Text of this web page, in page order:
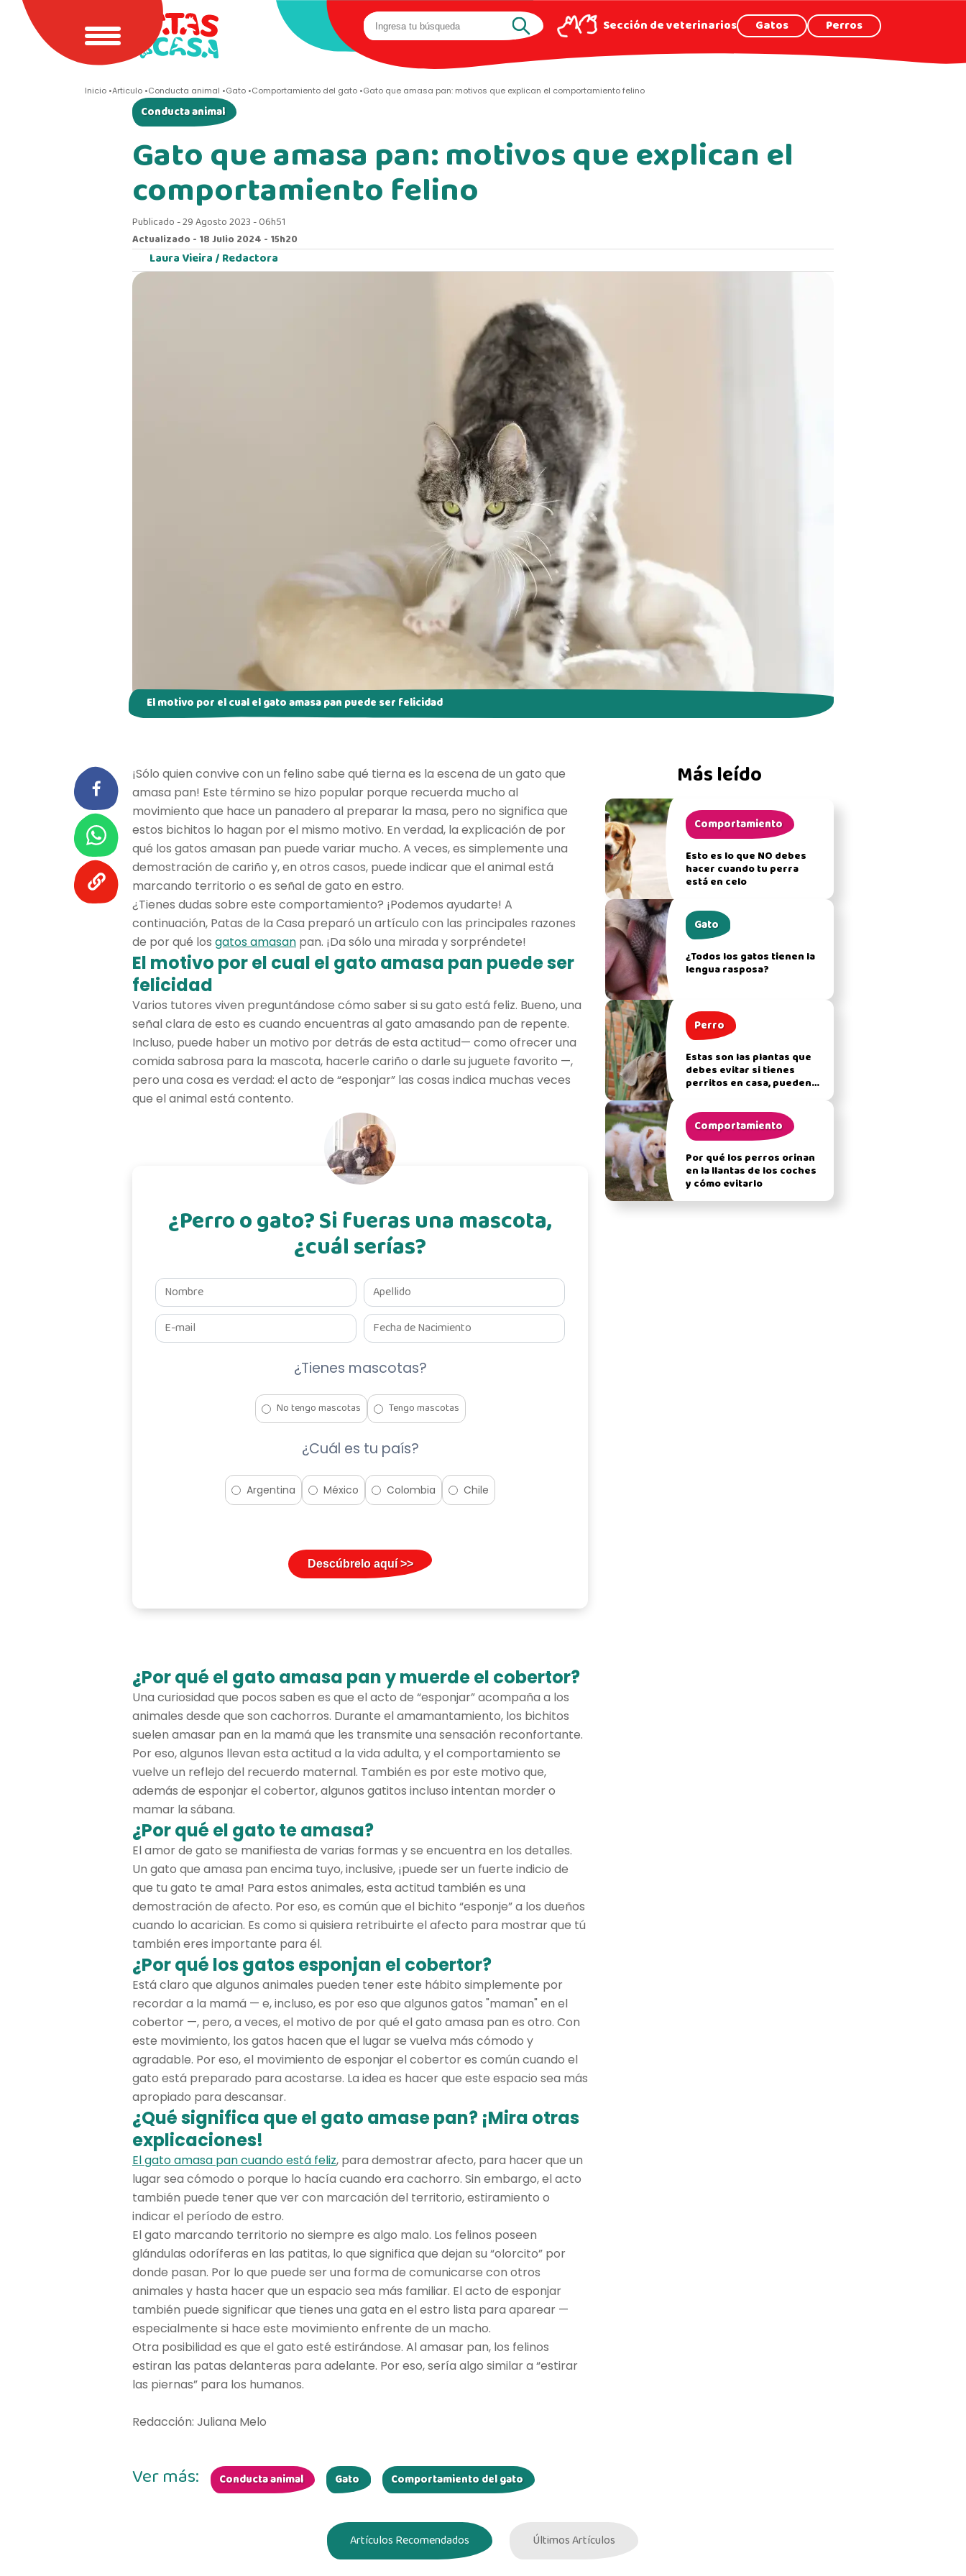
Sección de veterinarios Gatos Perros
Inicio Articulo Conducta animal Gato Comportamiento del gato Gato que amasa pan: motivos que explican el comportamiento felino
Conducta animal
Gato que amasa pan: motivos que explican el
comportamiento felino
Publicado - 29 Agosto 2023 - 06h51
Actualizado - 18 Julio 2024 - 15h20
Laura Vieira /Redactora
El motivo por el cual el gato amasa pan puede ser felicidad
¡Sólo quien convive con un felino sabe qué tierna es la escena de un gato que
amasa pan! Este término se hizo popular porque recuerda mucho al
movimiento que hace un panadero al preparar la masa, pero no significa que
estos bichitos lo hagan por el mismo motivo. En verdad, la explicación de por
qué los gatos amasan pan puede variar mucho. A veces, es simplemente una
demostración de cariño y, en otros casos, puede indicar que el animal está
marcando territorio o es señal de gato en estro.
¿Tienes dudas sobre este comportamiento? ¡Podemos ayudarte! A
continuación, Patas de la Casa preparó un artículo con las principales razones
de por qué los gatos amasan pan. ¡Da sólo una mirada y sorpréndete!
El motivo por el cual el gato amasa pan puede ser
felicidad
Varios tutores viven preguntándose cómo saber si su gato está feliz. Bueno, una
señal clara de esto es cuando encuentras al gato amasando pan de repente.
Incluso, puede haber un motivo por detrás de esta actitud— como ofrecer una
comida sabrosa para la mascota, hacerle cariño o darle su juguete favorito —,
pero una cosa es verdad: el acto de “esponjar” las cosas indica muchas veces
que el animal está contento.
¿Perro o gato? Si fueras una mascota,
¿cuál serías?
¿Tienes mascotas?
No tengo mascotas Tengo mascotas
¿Cuál es tu país?
Argentina México Colombia Chile
¿Por qué el gato amasa pan y muerde el cobertor?
Una curiosidad que pocos saben es que el acto de “esponjar” acompaña a los
animales desde que son cachorros. Durante el amamantamiento, los bichitos
suelen amasar pan en la mamá que les transmite una sensación reconfortante.
Por eso, algunos llevan esta actitud a la vida adulta, y el comportamiento se
vuelve un reflejo del recuerdo maternal. También es por este motivo que,
además de esponjar el cobertor, algunos gatitos incluso intentan morder o
mamar la sábana.
¿Por qué el gato te amasa?
El amor de gato se manifiesta de varias formas y se encuentra en los detalles.
Un gato que amasa pan encima tuyo, inclusive, ¡puede ser un fuerte indicio de
que tu gato te ama! Para estos animales, esta actitud también es una
demostración de afecto. Por eso, es común que el bichito “esponje” a los dueños
cuando lo acarician. Es como si quisiera retribuirte el afecto para mostrar que tú
también eres importante para él.
¿Por qué los gatos esponjan el cobertor?
Está claro que algunos animales pueden tener este hábito simplemente por
recordar a la mamá — e, incluso, es por eso que algunos gatos "maman" en el
cobertor —, pero, a veces, el motivo de por qué el gato amasa pan es otro. Con
este movimiento, los gatos hacen que el lugar se vuelva más cómodo y
agradable. Por eso, el movimiento de esponjar el cobertor es común cuando el
gato está preparado para acostarse. La idea es hacer que este espacio sea más
apropiado para descansar.
¿Qué significa que el gato amase pan? ¡Mira otras
explicaciones!
El gato amasa pan cuando está feliz, para demostrar afecto, para hacer que un
lugar sea cómodo o porque lo hacía cuando era cachorro. Sin embargo, el acto
también puede tener que ver con marcación del territorio, estiramiento o
indicar el período de estro.
El gato marcando territorio no siempre es algo malo. Los felinos poseen
glándulas odoríferas en las patitas, lo que significa que dejan su “olorcito” por
donde pasan. Por lo que puede ser una forma de comunicarse con otros
animales y hasta hacer que un espacio sea más familiar. El acto de esponjar
también puede significar que tienes una gata en el estro lista para aparear —
especialmente si hace este movimiento enfrente de un macho.
Otra posibilidad es que el gato esté estirándose. Al amasar pan, los felinos
estiran las patas delanteras para adelante. Por eso, sería algo similar a “estirar
las piernas” para los humanos.
Redacción: Juliana Melo
Más leído
Comportamiento
Esto es lo que NO debes
hacer cuando tu perra
está en celo
Gato
¿Todos los gatos tienen la
lengua rasposa?
Perro
Estas son las plantas que
debes evitar si tienes
perritos en casa, pueden
Comportamiento
Por qué los perros orinan
en la llantas de los coches
y cómo evitarlo
Ver más: Conducta animal Gato Comportamiento del gato
Artículos Recomendados Últimos Artículos